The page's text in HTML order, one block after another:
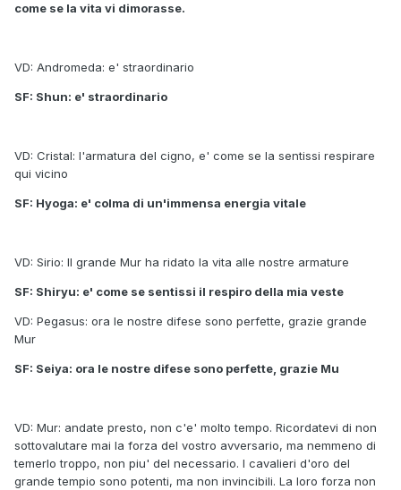
come se la vita vi dimorasse.
VD: Andromeda: e' straordinario
SF: Shun: e' straordinario
VD: Cristal: l'armatura del cigno, e' come se la sentissi respirare
qui vicino
SF: Hyoga: e' colma di un'immensa energia vitale
VD: Sirio: Il grande Mur ha ridato la vita alle nostre armature
SF: Shiryu: e' come se sentissi il respiro della mia veste
VD: Pegasus: ora le nostre difese sono perfette, grazie grande
Mur
SF: Seiya: ora le nostre difese sono perfette, grazie Mu
VD: Mur: andate presto, non c'e' molto tempo. Ricordatevi di non
sottovalutare mai la forza del vostro avversario, ma nemmeno di
temerlo troppo, non piu' del necessario. I cavalieri d'oro del
grande tempio sono potenti, ma non invincibili. La loro forza non